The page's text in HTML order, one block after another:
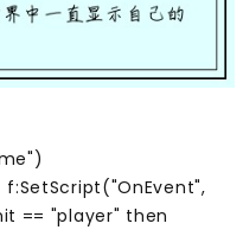
f:SetScript("OnEvent",
== "player" then